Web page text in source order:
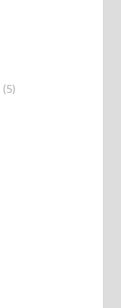
(5)